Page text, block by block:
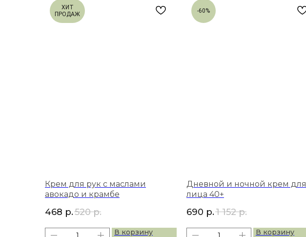
ХИТ
ПРОДАЖ
Крем для рук с маслами
авокадо и крамбе
468 р.520 р.
В корзину
-60%
Дневной и ночной крем для
лица 40+
690 р.1 152 р.
В корзину